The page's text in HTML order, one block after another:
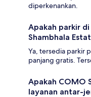
diperkenankan.
Apakah parkir
Shambhala
Ya, tersedia parkir
panjang gratis.
Apakah COMO
layanan antar-